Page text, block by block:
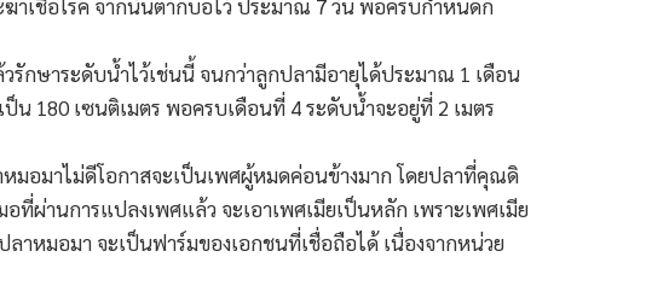
เชื้อโรค จากนั้นตากบ่อไว้ ประมาณ 7 วัน พอครบกำหนดก็
กษาระดับน้ำไว้เช่นนี้ จนกว่าลูกปลามีอายุได้ประมาณ 1 เดือน
180 เซนติเมตร พอครบเดือนที่ 4 ระดับน้ำจะอยู่ที่ 2 เมตร
อมาไม่ดีโอกาสจะเป็นเพศผู้หมดค่อนข้างมาก โดยปลาที่คุณดิ
ผ่านการแปลงเพศแล้ว จะเอาเพศเมียเป็นหลัก เพราะเพศเมีย
าหมอมา จะเป็นฟาร์มของเอกชนที่เชื่อถือได้ เนื่องจากหน่วย